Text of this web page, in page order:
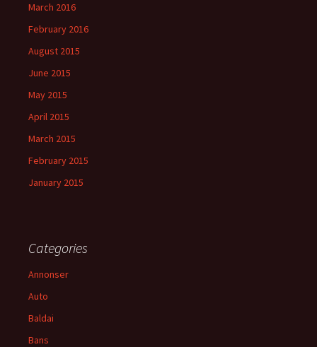
March 2016
February 2016
August 2015
June 2015
May 2015
April 2015
March 2015
February 2015
January 2015
Categories
Annonser
Auto
Baldai
Bans